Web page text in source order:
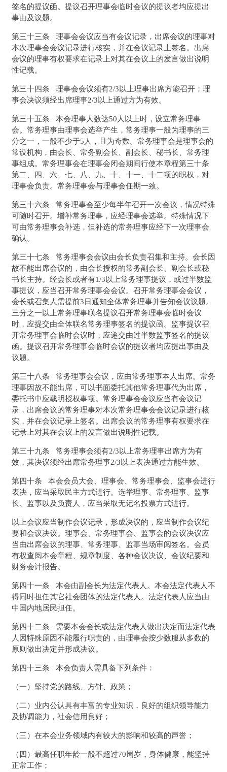
签名的提议函。提议召开理事会临时会议的提议者均应提出
事由及议题。
第三十三条 理事会会议应当有会议记录，出席会议的理事对
本次理事会会议记录进行核实，并在会议记录上签名。出席
会议的理事有权要求在记录上对其在会议上的发言做出说明
性记载。
第三十四条 理事会会议须有2/3以上理事出席方能召开；理
事会决议须经出席理事2/3以上通过方为有效。
第三十五条 本会理事人数达50人以上时，设立常务理事
会。常务理事由理事会选举产生，常务理事一般为理事的三
分之一，一般不少于5人，且为奇数。常务理事会是理事会的
常设机构，由会长、常务副会长、副会长、秘书长、常务理
事组成。常务理事会在理事会闭会期间行使本章程第三十条
第二、四、六、七、八、九、十、十一、十二项的职权，对
理事会负责。常务理事会与理事会任期一致。
第三十六条 常务理事会至少每半年召开一次会议，情况特殊
可随时召开。增补常务理事，应经理事会选举。特殊情况下
可由常务理事会补选，但补选的常务理事应经下一次理事会
确认。
第三十七条 常务理事会会议由会长负责召集和主持。会长因
故不能出席会议的，由会长授权的常务副会长、副会长或秘
书长主持。经会长或者有1/3以上常务理事提议，或过半数监
事提议，应当召开常务理事会会议。召开常务理事会会议，
会长或召集人需提前3日通知全体常务理事并告知会议议题。
三分之一以上常务理事联名提议召开常务理事会临时会议
时，应提交由全体联名常务理事签名的提议函。监事提议召
开常务理事会临时会议时，应递交由过半数监事签名的提议
函。提议召开常务理事会临时会议的提议者均应提出事由及
议题。
第三十八条 常务理事会会议，应由常务理事本人出席。常务
理事因故不能出席，可以书面委托其他常务理事代为出席，
委托书中应载明授权事项。常务理事会会议应当有会议记
录，出席会议的常务理事对本次常务理事会会议记录进行核
实，并在会议记录上签名。出席会议的常务理事有权要求在
记录上对其在会议上的发言做出说明性记载。
第三十九条 常务理事会须有2/3以上常务理事出席方为有
效，其决议须经出席常务理事2/3以上表决通过方能生效。
第四十条 本会会员大会、理事会、常务理事会、监事会进行
表决，应当采取民主方式进行。选举理事、常务理事、监事
长、监事以及负责人，应当采取无记名投票方式进行。
以上会议应当制作会议记录，形成决议的，应当制作会议纪
要和会议决议。理事会、常务理事会、监事会的会议决议应
当由出席会议的理事、常务理事、监事当场审阅签名。会员
有权查阅本会章程、规章制度、各种会议决议、会议纪要和
财务会计报告。
第四十一条 本会由副会长为法定代表人。本会法定代表人不
得同时担任其它社会团体的法定代表人。法定代表人应当由
中国内地居民担任。
第四十二条 需要本会会长或法定代表人做出决定而法定代表
人因特殊原因不能履行职责的，由理事会按少数服从多数的
原则做出决定并形成决议。
第四十三条 本会负责人需具备下列条件：
（一）坚持党的路线、方针、政策；
（二）业内公认具有丰富的专业知识，良好的组织领导能力
及协调能力，社会信用良好；
（三）在本会业务领域内有较大的影响和较高的声誉；
（四）最高任职年龄一般不超过70周岁，身体健康，能坚持
正常工作；